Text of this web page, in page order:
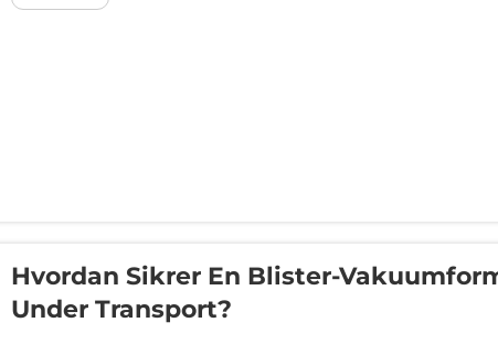
Hvordan Sikrer En Blister-
Under Transport?